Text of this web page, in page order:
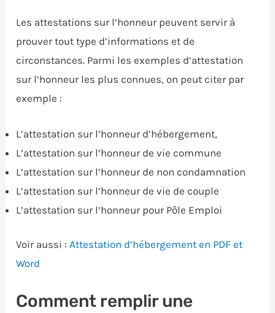
Les attestations sur l’honneur peuvent servir à
prouver tout type d’informations et de
circonstances. Parmi les exemples d’attestation
sur l’honneur les plus connues, on peut citer par
exemple :
L’attestation sur l’honneur d’hébergement,
L’attestation sur l’honneur de vie commune
L’attestation sur l’honneur de non condamnation
L’attestation sur l’honneur de vie de couple
L’attestation sur l’honneur pour Pôle Emploi
Voir aussi :Attestation d’hébergement en PDF et
Word
Comment remplir une